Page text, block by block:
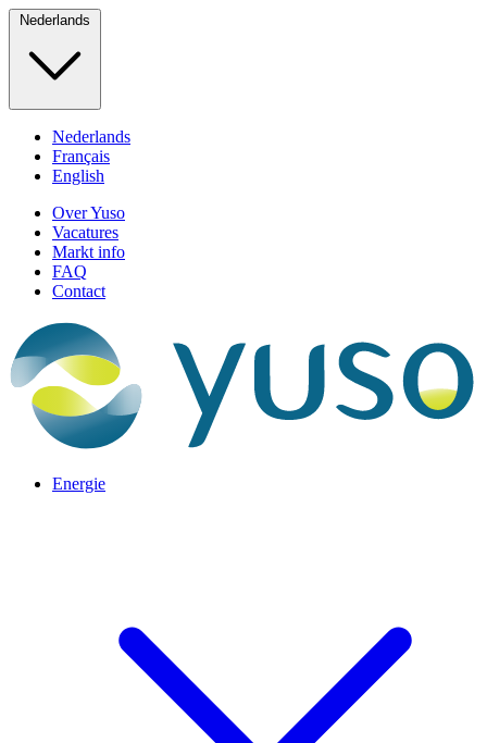
Nederlands
Nederlands
Français
English
Over Yuso
Vacatures
Markt info
FAQ
Contact
Energie